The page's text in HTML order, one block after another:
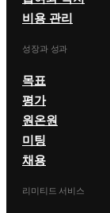
비용 관리
성장과 성과
목표
평가
원온원
미팅
채용
리미티드 서비스